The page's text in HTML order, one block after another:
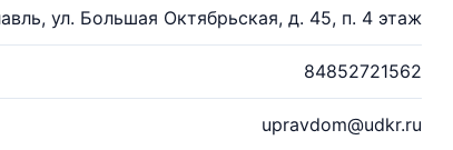
ул. Большая Октябрьская, д. 45, п. 4 этаж
84852721562
upravdom@udkr.ru